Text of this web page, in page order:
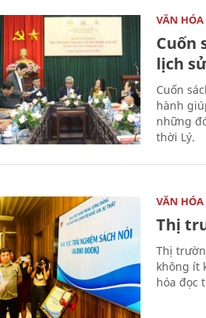
VĂN HÓA
Cuốn
lịch
Cuốn
hành
những
thời Lý.
VĂN HÓA
Thị
Thị
không ít
hóa đọc